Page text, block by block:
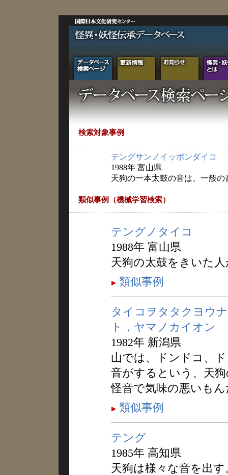
検索対象事例
テングサンノイッポンダイコ
1988年 富山県
天狗の一本太鼓の音は、一般の
類似事例（機械学習検索）
テングノタイコ
1988年 富山県
天狗の太鼓をきいた
類似事例
タイコヲタタクヨウ
ト，ヤマノカイオン
1982年 新潟県
山では、ドンドコ、
音がするという、天
怪音で気味の悪いも
類似事例
テング
1985年 高知県
天狗は様々な音を出